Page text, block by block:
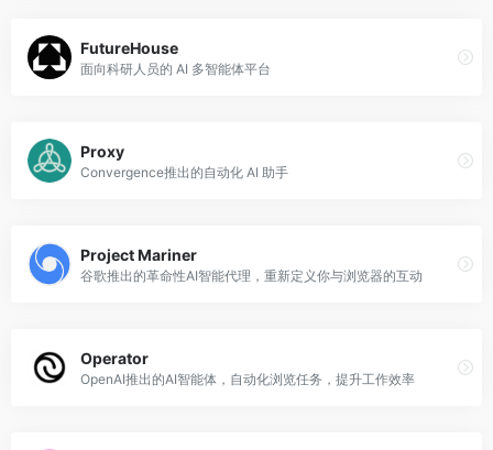
FutureHouse
面向科研人员的 AI 多智能体平台
Proxy
Convergence推出的自动化 AI 助手
Project Mariner
谷歌推出的革命性AI智能代理，重新定义你与浏览器的互动
Operator
OpenAI推出的AI智能体，自动化浏览任务，提升工作效率